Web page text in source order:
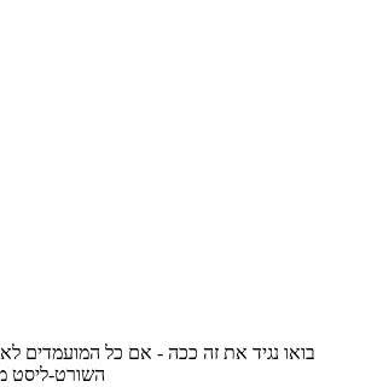
בואו נגיד את זה ככה - אם כל המועמדים
השורט-ליסט